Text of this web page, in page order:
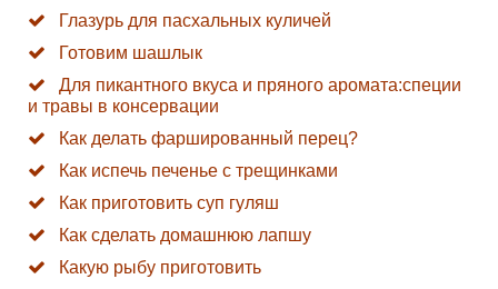
Глазурь для пасхальных куличей
Готовим шашлык
Для пикантного вкуса и пряного аромата:специи
и травы в консервации
Как делать фаршированный перец?
Как испечь печенье с трещинками
Как приготовить суп гуляш
Как сделать домашнюю лапшу
Какую рыбу приготовить